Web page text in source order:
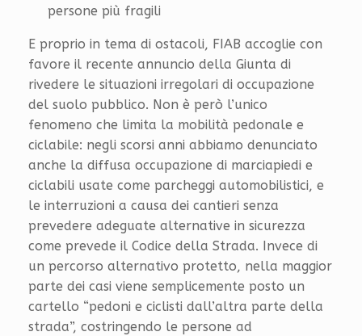
persone più fragili
E proprio in tema di ostacoli, FIAB accoglie con
favore il recente annuncio della Giunta di
rivedere le situazioni irregolari di occupazione
del suolo pubblico. Non è però l’unico
fenomeno che limita la mobilità pedonale e
ciclabile: negli scorsi anni abbiamo denunciato
anche la diffusa occupazione di marciapiedi e
ciclabili usate come parcheggi automobilistici, e
le interruzioni a causa dei cantieri senza
prevedere adeguate alternative in sicurezza
come prevede il Codice della Strada. Invece di
un percorso alternativo protetto, nella maggior
parte dei casi viene semplicemente posto un
cartello “pedoni e ciclisti dall’altra parte della
strada”, costringendo le persone ad